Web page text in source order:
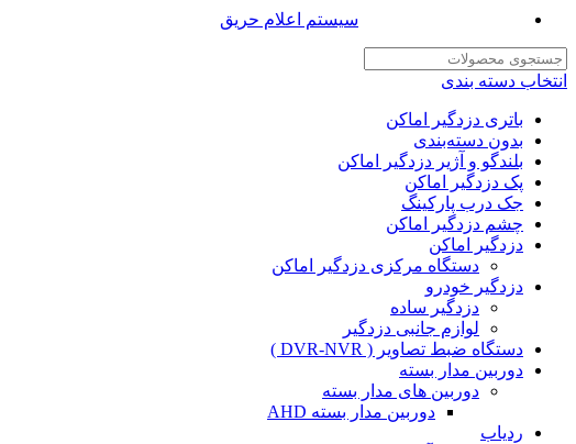
سیستم اعلام حریق
انتخاب دسته بندی
باتری دزدگیر اماکن
بدون دسته‌بندی
بلندگو و آژیر دزدگیر اماکن
پک دزدگیر اماکن
جک درب پارکینگ
چشم دزدگیر اماکن
دزدگیر اماکن
دستگاه مرکزی دزدگیر اماکن
دزدگیر خودرو
دزدگیر ساده
لوازم جانبی دزدگیر
دستگاه ضبط تصاویر ( DVR-NVR )
دوربین مدار بسته
دوربین های مدار بسته
دوربین مدار بسته AHD
ردیاب